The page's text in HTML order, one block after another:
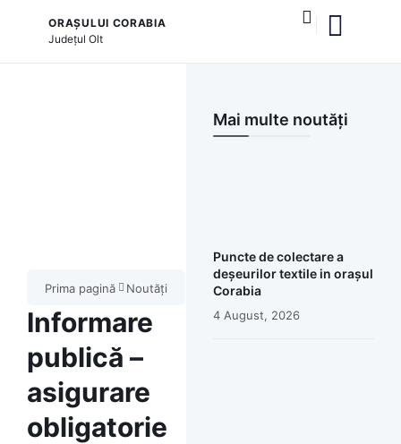
ORAȘULUI CORABIA
JudețulOlt
Prima pagină Noutăți
Informare
publică –
asigurare
obligatorie
Mai multe noutăți
Puncte de colectare a
deșeurilor textile in orașul
Corabia
4 August, 2026